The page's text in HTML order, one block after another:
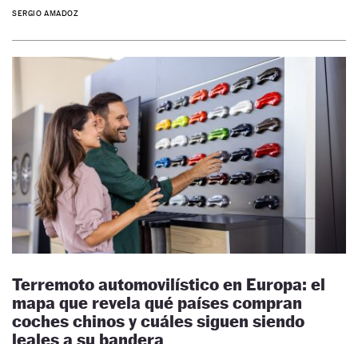
SERGIO AMADOZ
Terremoto automovilístico en Europa: el
mapa que revela qué países compran
coches chinos y cuáles siguen siendo
leales a su bandera